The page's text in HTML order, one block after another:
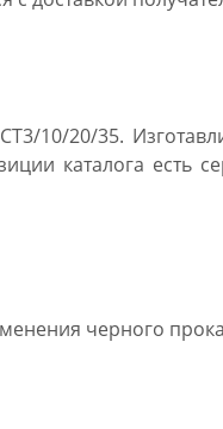
10/20/35.
каталога есть
черного